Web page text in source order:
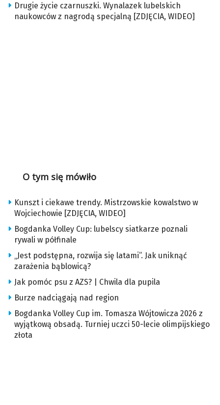
Drugie życie czarnuszki. Wynalazek lubelskich
naukowców z nagrodą specjalną [ZDJĘCIA, WIDEO]
O tym się mówiło
Kunszt i ciekawe trendy. Mistrzowskie kowalstwo w
Wojciechowie [ZDJĘCIA, WIDEO]
Bogdanka Volley Cup: lubelscy siatkarze poznali
rywali w półfinale
„Jest podstępna, rozwija się latami”. Jak uniknąć
zarażenia bąblowicą?
Jak pomóc psu z AZS? | Chwila dla pupila
Burze nadciągają nad region
Bogdanka Volley Cup im. Tomasza Wójtowicza 2026 z
wyjątkową obsadą. Turniej uczci 50-lecie olimpijskiego
złota